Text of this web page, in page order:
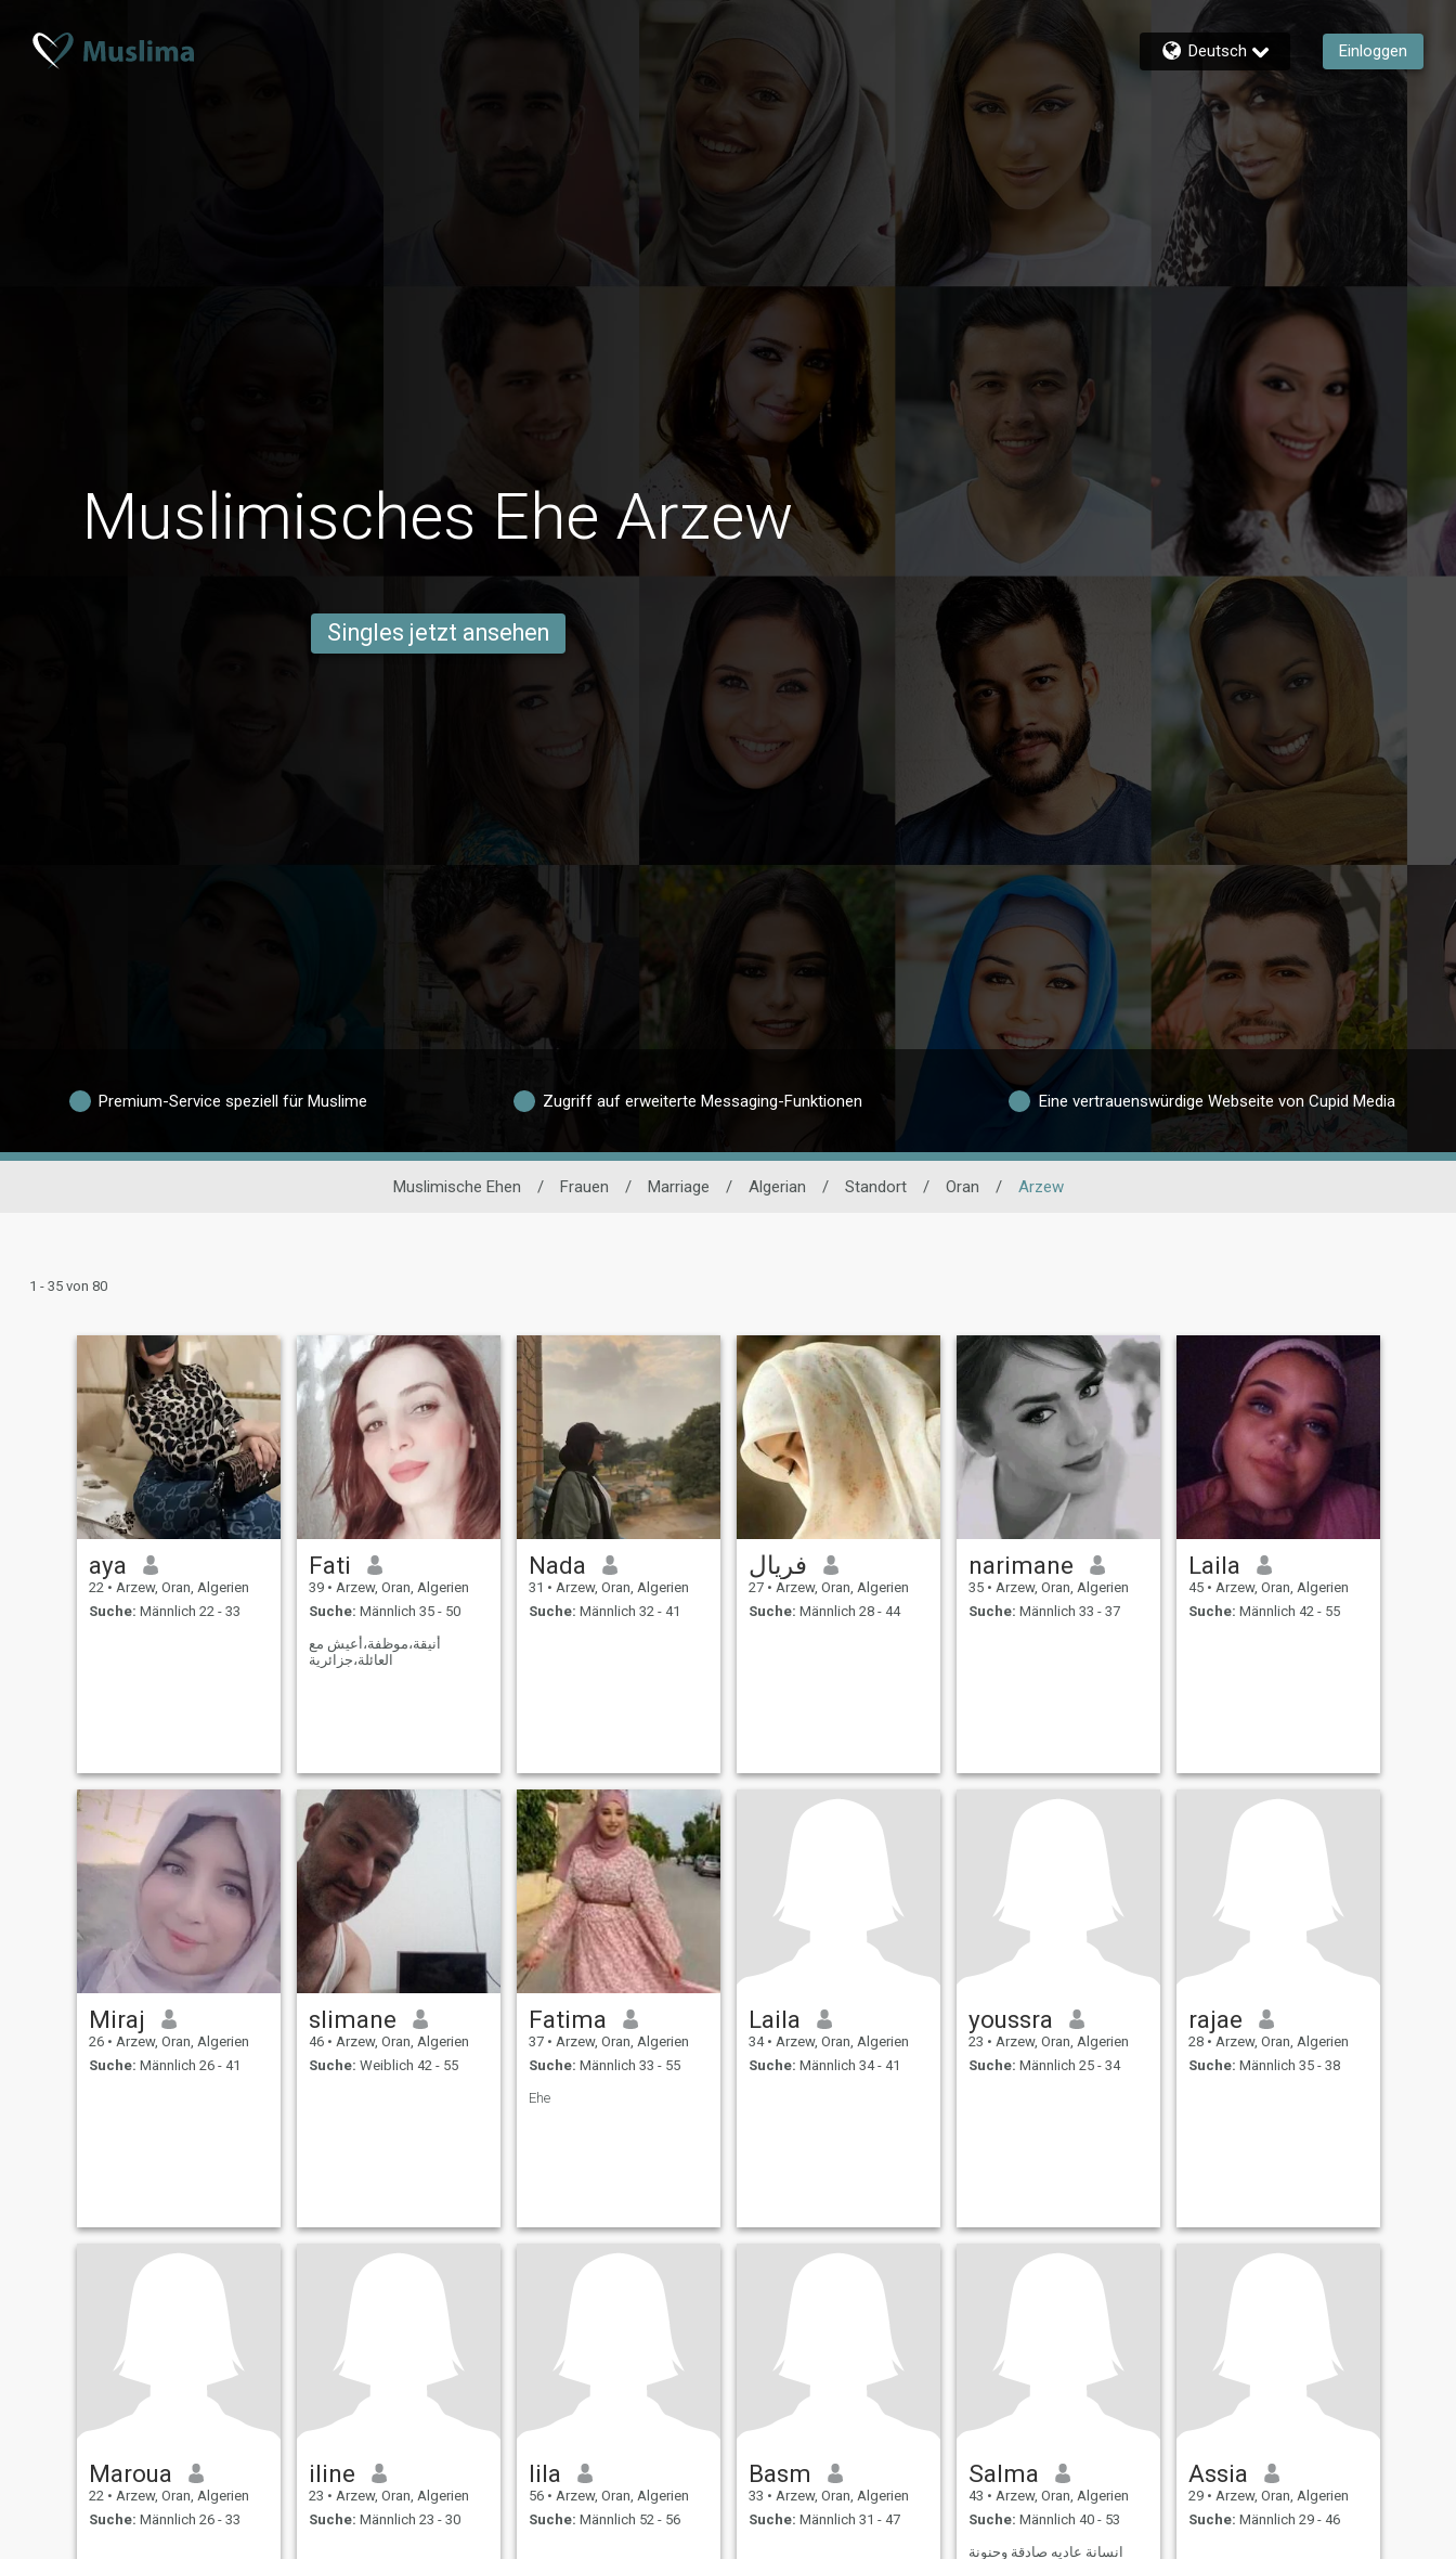
Deutsch Einloggen
Muslimisches Ehe Arzew
Singles jetzt ansehen
Premium-Service speziell für Muslime Zugriff auf erweiterte Messaging-Funktionen Eine vertrauenswürdige Webseite von Cupid Media
Muslimische Ehen / Frauen / Marriage / Algerian / Standort / Oran / Arzew
1 - 35 von 80
aya
22 • Arzew, Oran, Algerien
Suche: Männlich 22 - 33
Fati
39 • Arzew, Oran, Algerien
Suche: Männlich 35 - 50
أنيقة،موظفة،أعيش مع
العائلة،جزائرية
Nada
31 • Arzew, Oran, Algerien
Suche: Männlich 32 - 41
فريال
27 • Arzew, Oran, Algerien
Suche: Männlich 28 - 44
narimane
35 • Arzew, Oran, Algerien
Suche: Männlich 33 - 37
Laila
45 • Arzew, Oran, Algerien
Suche: Männlich 42 - 55
Miraj
26 • Arzew, Oran, Algerien
Suche: Männlich 26 - 41
slimane
46 • Arzew, Oran, Algerien
Suche: Weiblich 42 - 55
Fatima
37 • Arzew, Oran, Algerien
Suche: Männlich 33 - 55
Ehe
Laila
34 • Arzew, Oran, Algerien
Suche: Männlich 34 - 41
youssra
23 • Arzew, Oran, Algerien
Suche: Männlich 25 - 34
rajae
28 • Arzew, Oran, Algerien
Suche: Männlich 35 - 38
Maroua
22 • Arzew, Oran, Algerien
Suche: Männlich 26 - 33
iline
23 • Arzew, Oran, Algerien
Suche: Männlich 23 - 30
lila
56 • Arzew, Oran, Algerien
Suche: Männlich 52 - 56
Basm
33 • Arzew, Oran, Algerien
Suche: Männlich 31 - 47
Salma
43 • Arzew, Oran, Algerien
Suche: Männlich 40 - 53
انسانة عاديه صادقة وحنونة
Assia
29 • Arzew, Oran, Algerien
Suche: Männlich 29 - 46